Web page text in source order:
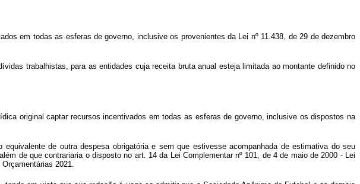
em todas as esferas de governo, inclusive os provenientes da Lei nº 11.438, de 29 de dezembro
trabalhistas, para as entidades cuja receita bruta anual esteja limitada ao montante definido no
original captar recursos incentivados em todas as esferas de governo, inclusive os dispostos na
de outra despesa obrigatória e sem que estivesse acompanhada de estimativa do seu
de que contrariaria o disposto no art. 14 da Lei Complementar nº 101, de 4 de maio de 2000 - Lei
2021.